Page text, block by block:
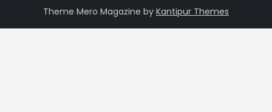
Theme Mero Magazine by Kantipur Themes